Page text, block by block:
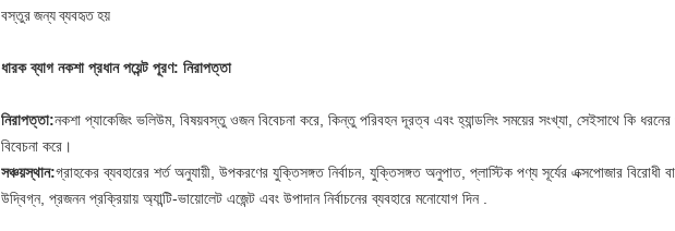
বস্তুর জন্য ব্যবহৃত হয়
ধারক ব্যাগ নকশা প্রধান পয়েন্ট পূরণ: নিরাপত্তা
নিরাপত্তা:নকশা প্যাকেজিং ভলিউম, বিষয়বস্তু ওজন বিবেচনা করে, কিন্তু পরিবহন দূরত্ব এবং হ্যান্ডলিং সময়ের সংখ্যা, সেইসাথে কি
বিবেচনা করে।
সঞ্চয়স্থান:গ্রাহকের ব্যবহারের শর্ত অনুযায়ী, উপকরণের যুক্তিসঙ্গত নির্বাচন, যুক্তিসঙ্গত অনুপাত, প্লাস্টিক পণ্য সূর্যের এক্সপোজার বিরোধী
উদ্বিগ্ন, প্রজনন প্রক্রিয়ায় অ্যান্টি-ভায়োলেট এজেন্ট এবং উপাদান নির্বাচনের ব্যবহারে মনোযোগ দিন .